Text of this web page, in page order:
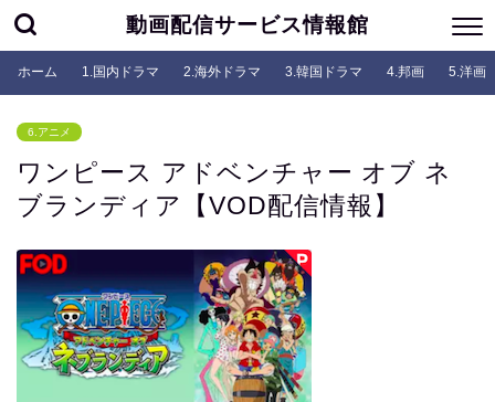
動画配信サービス情報館
ホーム 1.国内ドラマ 2.海外ドラマ 3.韓国ドラマ 4.邦画 5.洋画
6.アニメ
ワンピース アドベンチャー オブ ネ
ブランディア【VOD配信情報】